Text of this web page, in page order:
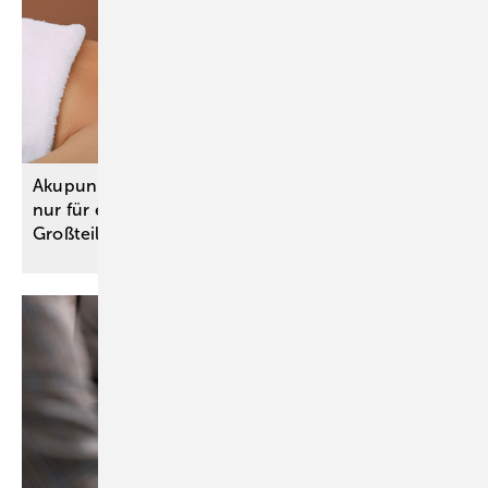
Akupunktur zur Prophylaxe bei Migräne: Nutzen
nur für engen Anwendungsbereich – für den
Großteil fehlen